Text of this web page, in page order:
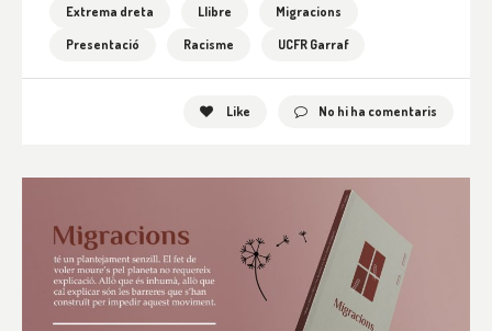
Extrema dreta
Llibre
Migracions
Presentació
Racisme UCFR Garraf
Like No hi ha comentaris